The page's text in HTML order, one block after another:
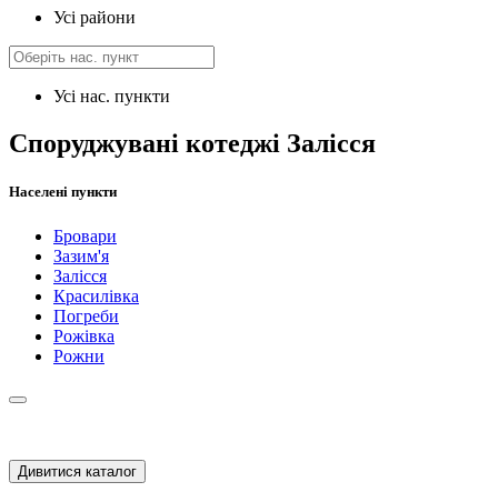
Усі райони
Усі нас. пункти
Споруджувані котеджі Залісся
Населені пункти
Бровари
Зазим'я
Залісся
Красилівка
Погреби
Рожівка
Рожни
Дивитися каталог